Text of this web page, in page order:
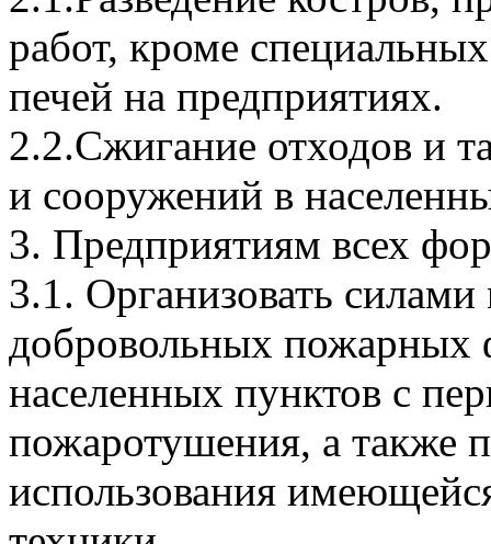
работ, кроме
печей на предприятиях.
2.2.Сжигание отходов и
и сооружений в
3. Предприятиям всех
3.1. Организовать
добровольных пожарных
населенных пунктов с
пожаротушения, а также
использования